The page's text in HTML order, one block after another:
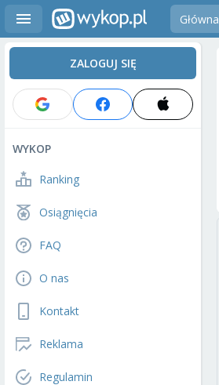
Główna
ZALOGUJ SIĘ
WYKOP
Ranking
Osiągnięcia
FAQ
O nas
Kontakt
Reklama
Regulamin